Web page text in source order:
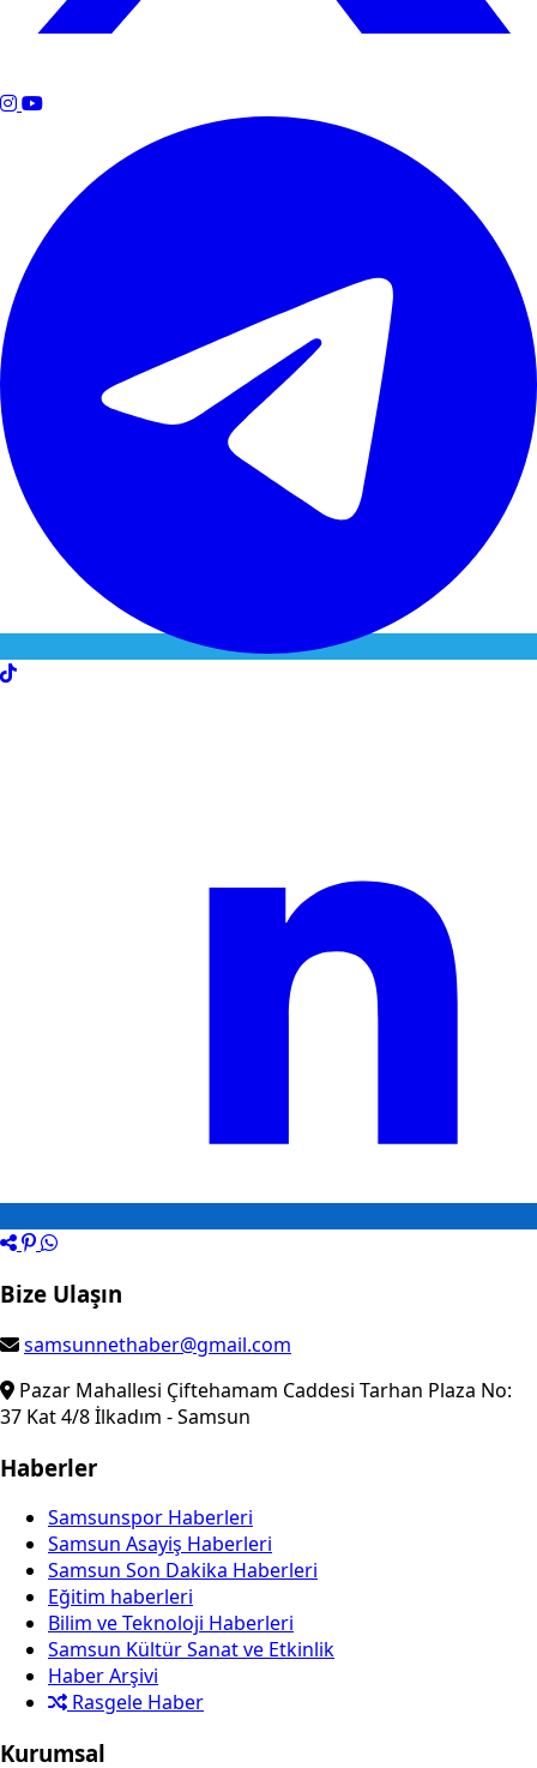
Bize Ulaşın
samsunnethaber@gmail.com
Pazar Mahallesi Çiftehamam Caddesi Tarhan Plaza No:
37 Kat 4/8 İlkadım - Samsun
Haberler
Samsunspor Haberleri
Samsun Asayiş Haberleri
Samsun Son Dakika Haberleri
Eğitim haberleri
Bilim ve Teknoloji Haberleri
Samsun Kültür Sanat ve Etkinlik
Haber Arşivi
Rasgele Haber
Kurumsal